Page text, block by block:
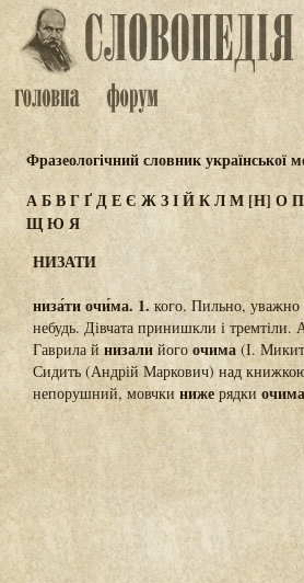
Фразеологічний словник української
АБВГҐДЕЄ ЖЗІЙКЛМ [Н] О
ЩЮ Я
НИЗАТИ
низа́ти очи́ма. 1. кого. Пильно, уважно
небудь. Дівчата принишкли і тремтіли.
Гаврила й низалийого очима (І.
Сидить (Андрій Маркович) над
непорушний, мовчки нижерядкиочима